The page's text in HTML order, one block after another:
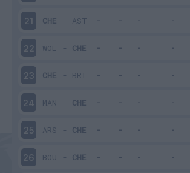
21 CHE - AST
22 WOL - CHE
23 CHE - BRI
24 MAN - CHE
25 ARS - CHE
26 BOU - CHE